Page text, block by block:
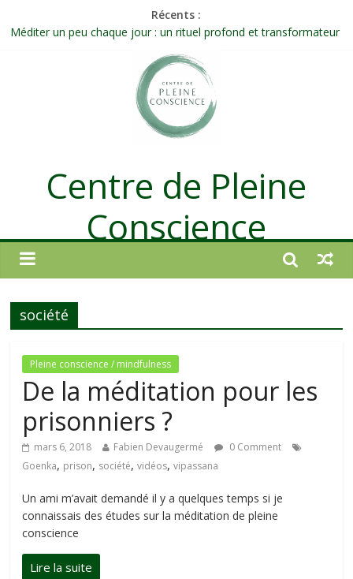
Récents :
Méditer un peu chaque jour : un rituel profond et transformateur
Célébrer la Vie jusque dans les petites actions
Quand on n’arrive plus à agir : et si ce n’était pas un manque de
Une attention consciente d’elle-même, non dirigée par le mental
Centre de Pleine
Conscience
société
Pleine conscience / mindfulness
De la méditation pour les
prisonniers ?
mars 6, 2018 Fabien Devaugermé
0 Comment
Goenka, prison, société,vidéos,vipassana
Un ami m’avait demandé il y a quelques temps si je
connaissais des études sur la méditation de pleine
conscience